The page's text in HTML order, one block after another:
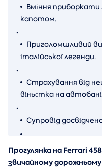
Вміння приборкати
капотом.
.
Приголомшливий
італійської легенди.
.
Страхування від
віньєтка на
.
Супровід
Прогулянка на Ferrari
звичайному дорожньому